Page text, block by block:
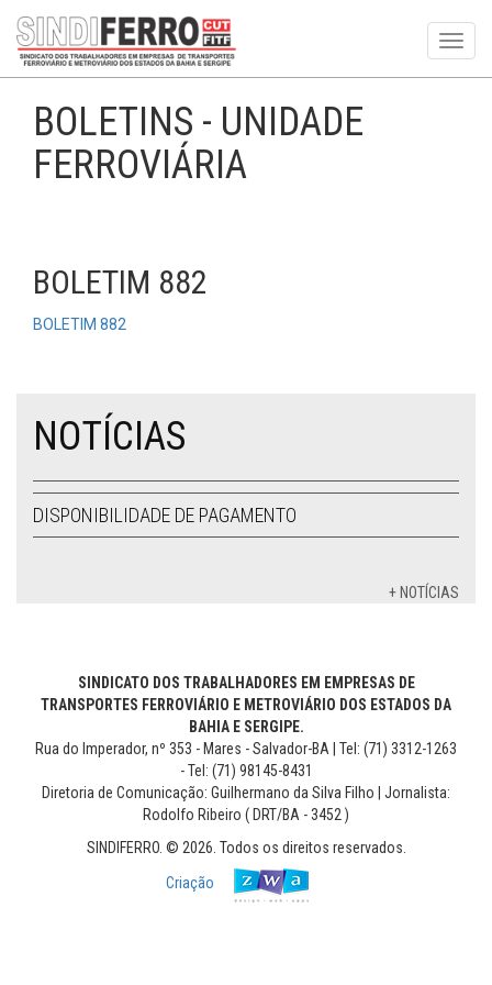
BOLETINS - UNIDADE
FERROVIÁRIA
BOLETIM 882
BOLETIM 882
NOTÍCIAS
DISPONIBILIDADE DE PAGAMENTO
+ NOTÍCIAS
SINDICATO DOS TRABALHADORES EM EMPRESAS DE
TRANSPORTES FERROVIÁRIO E METROVIÁRIO DOS ESTADOS DA
BAHIA E SERGIPE.
Rua do Imperador, nº 353 - Mares - Salvador-BA | Tel: (71) 3312-1263
- Tel: (71) 98145-8431
Diretoria de Comunicação: Guilhermano da Silva Filho | Jornalista:
Rodolfo Ribeiro ( DRT/BA - 3452 )
SINDIFERRO. © 2026. Todos os direitos reservados.
Criação